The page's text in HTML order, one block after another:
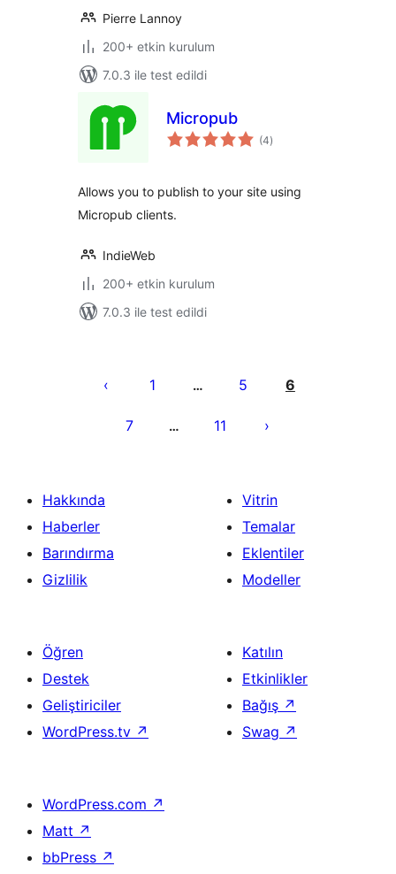
Pierre Lannoy
200+ etkin kurulum
7.0.3 ile test edildi
Micropub
(4toplam
puan
)
Allows you to publish to your site using
Micropub clients.
IndieWeb
200+ etkin kurulum
7.0.3 ile test edildi
sayfalaması
1 … 5 6
7 … 11
Hakkında
Haberler
Barındırma
Gizlilik
Vitrin
Temalar
Eklentiler
Modeller
Öğren
Destek
Geliştiriciler
WordPress.tv ↗
Katılın
Etkinlikler
Bağış ↗
Swag ↗
WordPress.com ↗
Matt ↗
bbPress ↗